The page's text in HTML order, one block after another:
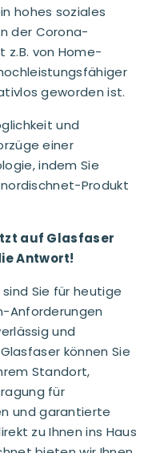
hohes soziales
der Corona-
z.B. von Home-
geworden ist.
und
einer
indem Sie
Produkt
auf Glasfaser
Antwort!
Sie für heutige
Anforderungen
und
können Sie
Standort,
für
und garantierte
zu Ihnen ins Haus